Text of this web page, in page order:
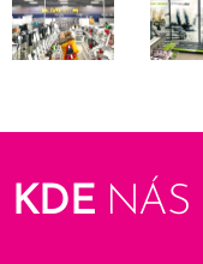
KDE NÁS